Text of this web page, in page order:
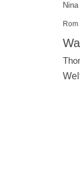
Rom